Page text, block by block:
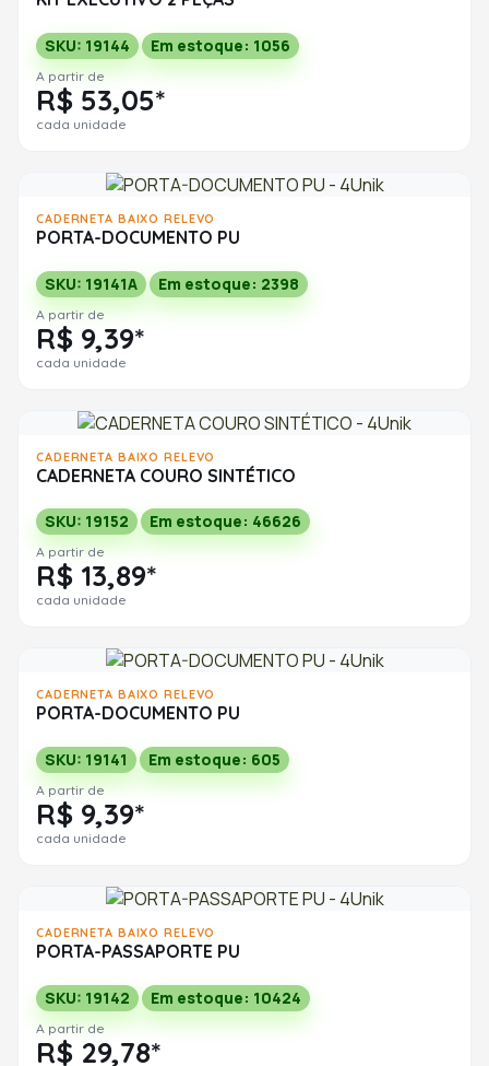
SKU: 19144 Em estoque: 1056
A partir de
R$ 53,05*
cada unidade
CADERNETA BAIXO RELEVO
PORTA-DOCUMENTO PU
SKU: 19141A Em estoque: 2398
A partir de
R$ 9,39*
cada unidade
CADERNETA BAIXO RELEVO
CADERNETA COURO SINTÉTICO
SKU: 19152 Em estoque: 46626
A partir de
R$ 13,89*
cada unidade
CADERNETA BAIXO RELEVO
PORTA-DOCUMENTO PU
SKU: 19141 Em estoque: 605
A partir de
R$ 9,39*
cada unidade
CADERNETA BAIXO RELEVO
PORTA-PASSAPORTE PU
SKU: 19142 Em estoque: 10424
A partir de
R$ 29,78*